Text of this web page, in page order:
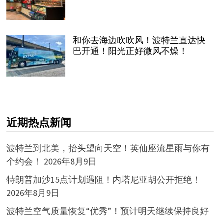
和你去海边吹吹风！波特兰直达快
巴开通！阳光正好微风不燥！
近期热点新闻
波特兰到北美，抬头望向天空！英仙座流星雨与你有
个约会！ 2026年8月9日
特朗普加沙15点计划遇阻！内塔尼亚胡公开拒绝！
2026年8月9日
波特兰空气质量恢复“优秀”！预计明天继续保持良好